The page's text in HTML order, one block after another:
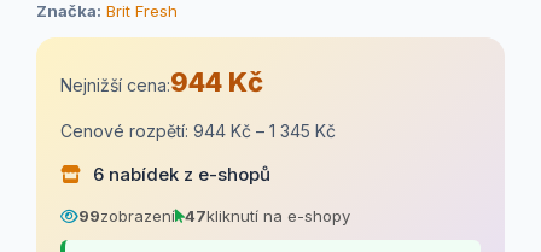
Značka: Brit Fresh
Nejnižší cena:944 Kč
Cenové rozpětí: 944 Kč – 1 345 Kč
6 nabídek z e-shopů
99zobrazení 47kliknutí na e-shopy